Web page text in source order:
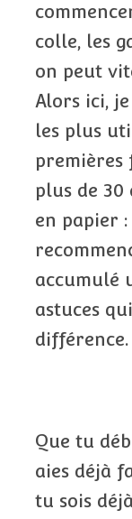
colle, les
on peut
Alors ici,
les plus
premières
plus de 30
en papier :
accumulé
astuces
différence.
Que tu
aies déjà
tu sois